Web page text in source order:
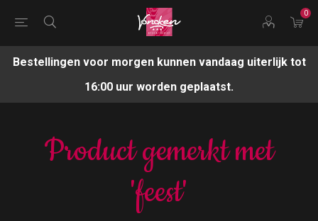
0
Bestellingen voor morgen kunnen vandaag uiterlijk tot
16:00 uur worden geplaatst.
Product gemerkt met
'feest'